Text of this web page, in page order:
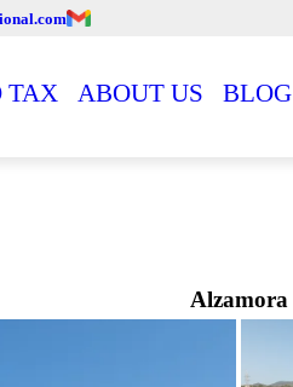
TAX ABOUT US BLOG
Alzamora